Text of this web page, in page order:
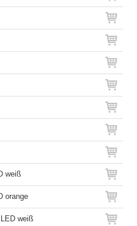
weiß
orange
weiß